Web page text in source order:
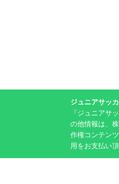
ジュニアサッ
『ジュニアサ
の他情報は、
作権コンテン
用をお支払い